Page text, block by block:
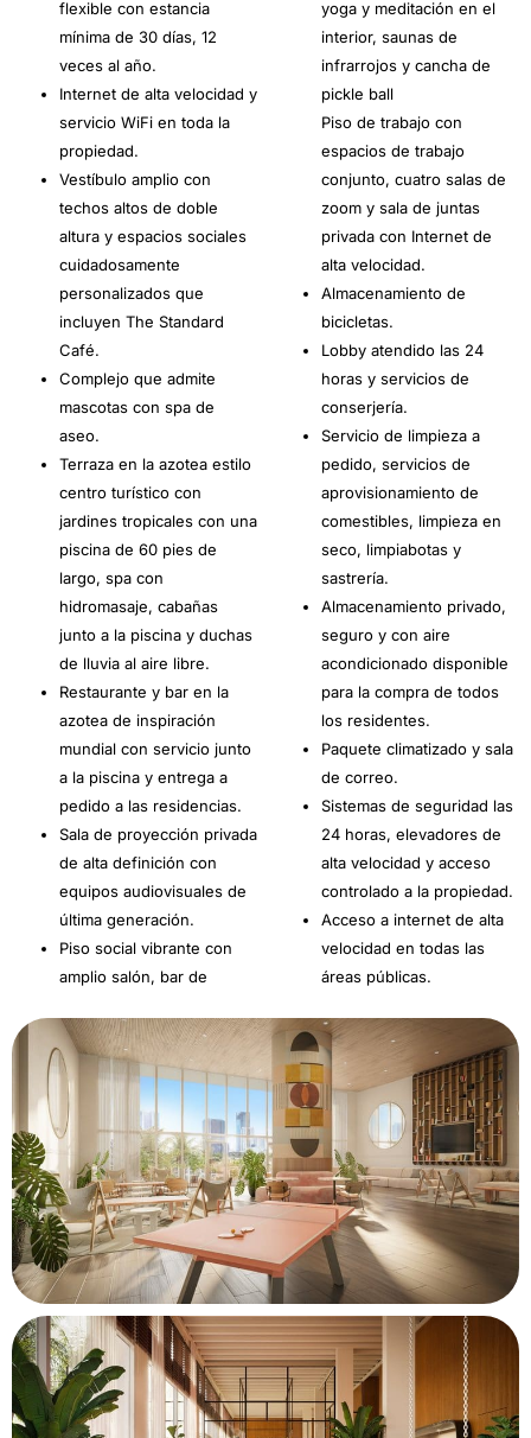
flexible con estancia
mínima de 30 días, 12
veces al año.
Internet de alta velocidad y
servicio WiFi en toda la
propiedad.
Vestíbulo amplio con
techos altos de doble
altura y espacios sociales
cuidadosamente
personalizados que
incluyen The Standard
Café.
Complejo que admite
mascotas con spa de
aseo.
Terraza en la azotea estilo
centro turístico con
jardines tropicales con una
piscina de 60 pies de
largo, spa con
hidromasaje, cabañas
junto a la piscina y duchas
de lluvia al aire libre.
Restaurante y bar en la
azotea de inspiración
mundial con servicio junto
a la piscina y entrega a
pedido a las residencias.
Sala de proyección privada
de alta definición con
equipos audiovisuales de
última generación.
Piso social vibrante con
amplio salón, bar de
yoga y meditación en el
interior, saunas de
infrarrojos y cancha de
pickle ball
Piso de trabajo con
espacios de trabajo
conjunto, cuatro salas de
zoom y sala de juntas
privada con Internet de
alta velocidad.
Almacenamiento de
bicicletas.
Lobby atendido las 24
horas y servicios de
conserjería.
Servicio de limpieza a
pedido, servicios de
aprovisionamiento de
comestibles, limpieza en
seco, limpiabotas y
sastrería.
Almacenamiento privado,
seguro y con aire
acondicionado disponible
para la compra de todos
los residentes.
Paquete climatizado y sala
de correo.
Sistemas de seguridad las
24 horas, elevadores de
alta velocidad y acceso
controlado a la propiedad.
Acceso a internet de alta
velocidad en todas las
áreas públicas.